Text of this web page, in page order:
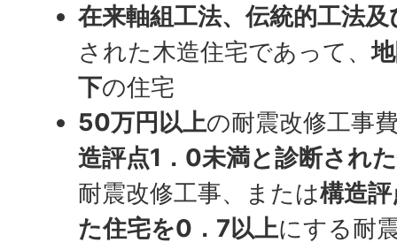
在来軸組工法、伝統的工法
された木造住宅であって、
下の住宅
50万円以上の耐震改修工事
造評点1．0未満と診断され
耐震改修工事、または構造
た住宅を0．7以上にする耐